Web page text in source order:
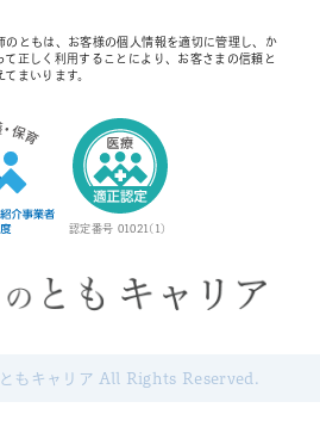
認定番号 01021(1)
のともは、お客様の個人情報を適切に管理し、か
て正しく利用することにより、お客さまの信頼と
てまいります。
もキャリア All Rights Reserved.